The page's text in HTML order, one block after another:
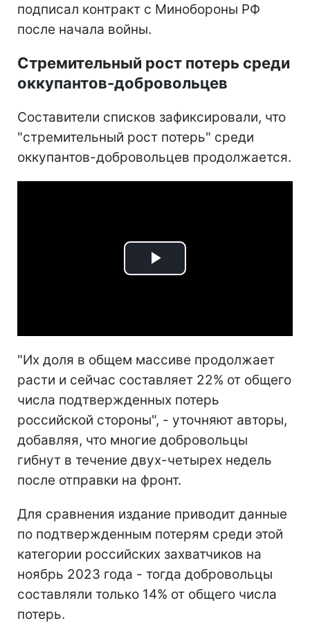
подписал контракт с Минобороны РФ
после начала войны.
Стремительный рост потерь среди
оккупантов-добровольцев
Составители списков зафиксировали, что
"стремительный рост потерь" среди
оккупантов-добровольцев продолжается.
Play
"Их доля в общем массиве продолжает
расти и сейчас составляет 22% от общего
числа подтвержденных потерь
российской стороны", - уточняют авторы,
добавляя, что многие добровольцы
гибнут в течение двух-четырех недель
после отправки на фронт.
Для сравнения издание приводит данные
по подтвержденным потерям среди этой
категории российских захватчиков на
ноябрь 2023 года - тогда добровольцы
составляли только 14% от общего числа
потерь.